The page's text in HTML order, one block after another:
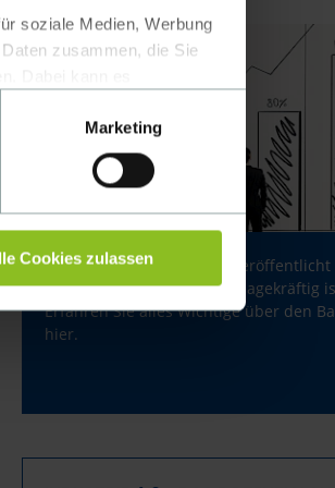
soziale Medien, Werbung
zusammen, die Sie
für den
EU-
in
individuelle Auswahl
Marketing
Cookies zulassen
Ein Baupreisindex wurde veröffentlicht
drei Monate. Doch wie aussagekräftig
Erfahren Sie alles Wichtige über den
hier.